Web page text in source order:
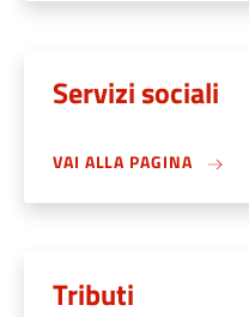
Servizi sociali
VAI ALLA PAGINA
Tributi